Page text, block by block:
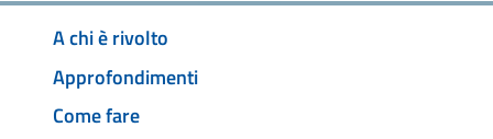
A chi è rivolto
Approfondimenti
Come fare